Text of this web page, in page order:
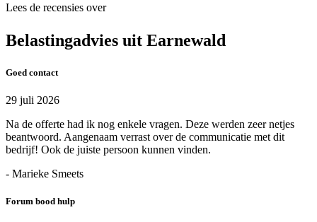
Lees de recensies over
Belastingadvies uit Earnewald
Goed contact
29 juli 2026
Na de offerte had ik nog enkele vragen. Deze werden zeer netjes
beantwoord. Aangenaam verrast over de communicatie met dit
bedrijf! Ook de juiste persoon kunnen vinden.
- Marieke Smeets
Forum bood hulp